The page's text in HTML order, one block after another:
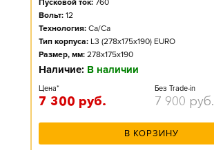
Пусковой ток: 760
Вольт: 12
Технология: Ca/Ca
Тип корпуса: L3 (278x175x190) EURO
Размер, мм: 278x175x190
Наличие: В наличии
Цена*
7 300 руб.
Без Trade-in
7 900 руб.
В КОРЗИНУ